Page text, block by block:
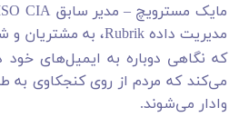
مدیریت داده Rubrik، به مشتریان و شرکت‌ها پیشنهاد می‌دهد
که نگاهی دوباره به ایمیل‌های
می‌کند که مردم از روی کنجکاوی
وادار می‌شوند.